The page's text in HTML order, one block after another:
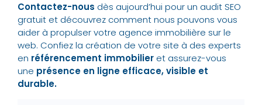
Contactez-nous dès aujourd’hui pour un audit SEO
gratuit et découvrez comment nous pouvons vous
aider à propulser votre agence immobilière sur le
web. Confiez la création de votre site à des experts
en référencement immobilier et assurez-vous
une présence en ligne efficace, visible et
durable.